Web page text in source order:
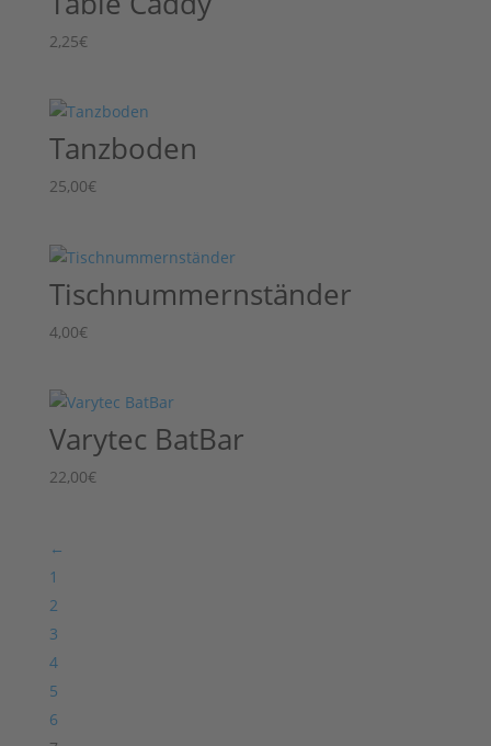
2,25€
Tanzboden
25,00€
Tischnummernständer
4,00€
Varytec BatBar
22,00€
←
1
2
3
4
5
6